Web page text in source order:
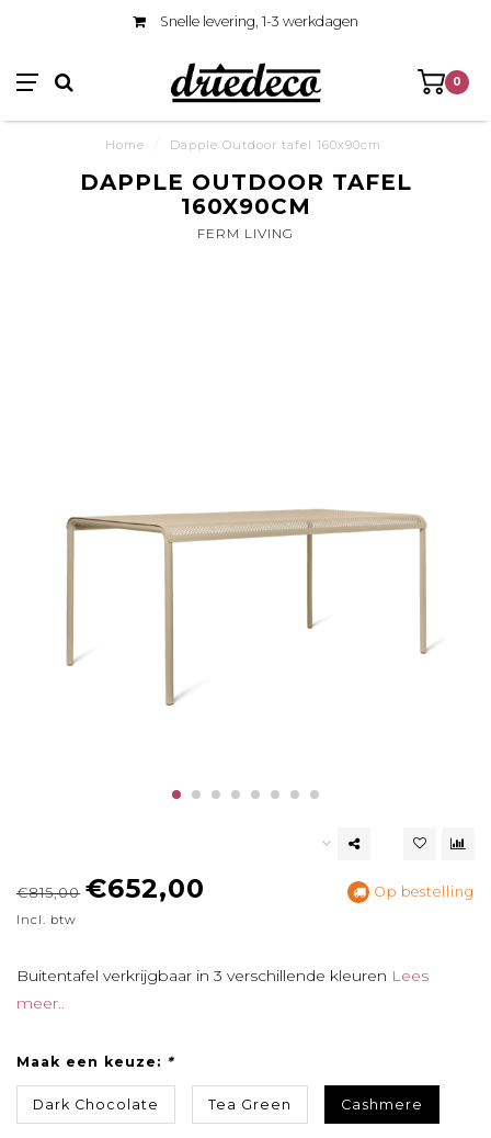
Snelle levering, 1-3 werkdagen
0
Home Dapple Outdoor tafel 160x90cm
DAPPLE OUTDOOR TAFEL
160X90CM
FERM LIVING
€815,00 €652,00
Incl. btw
Op bestelling
Buitentafel verkrijgbaar in 3 verschillende kleuren Lees
meer..
Maak een keuze: *
Dark Chocolate Tea Green Cashmere